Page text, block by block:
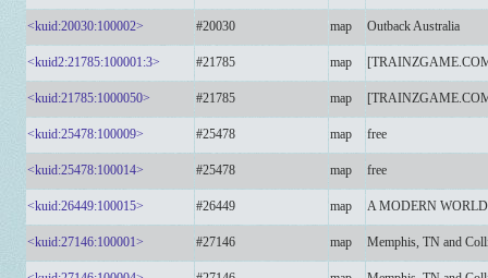
<kuid:20030:100002> #20030 map Outback Australia
<kuid2:21785:100001:3> #21785 map
<kuid:21785:1000050> #21785 map
<kuid:25478:100009> #25478 map free
<kuid:25478:100014> #25478 map free
<kuid:26449:100015> #26449 map A MODERN
<kuid:27146:100001> #27146 map Memphis, TN and